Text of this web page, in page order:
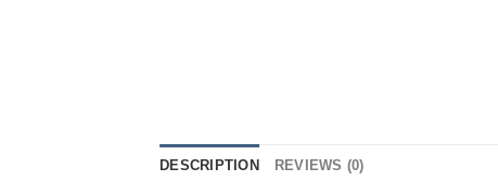
DESCRIPTION REVIEWS (0)